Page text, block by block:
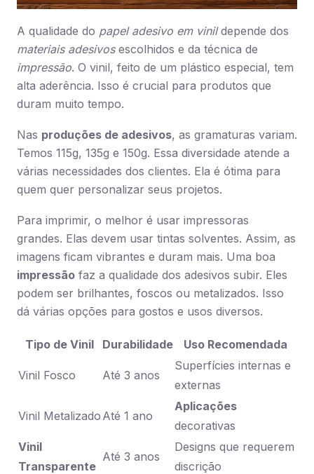
A qualidade do papel adesivo em vinildepende dos
materiais adesivosescolhidos e da técnica de
impressão. O vinil, feito de um plástico especial, tem
alta aderência. Isso é crucial para produtos que
duram muito tempo.
Nas produções de adesivos, as gramaturas variam.
Temos 115g, 135g e 150g. Essa diversidade atende a
várias necessidades dos clientes. Ela é ótima para
quem quer personalizar seus projetos.
Para imprimir, o melhor é usar impressoras
grandes. Elas devem usar tintas solventes. Assim, as
imagens ficam vibrantes e duram mais. Uma boa
impressão faz a qualidade dos adesivos subir. Eles
podem ser brilhantes, foscos ou metalizados. Isso
dá várias opções para gostos e usos diversos.
Tipo de Vinil Durabilidade Uso Recomendada
Vinil Fosco Até 3 anos
Superfícies internas e
externas
Vinil Metalizado Até 1 ano
Aplicações
decorativas
Vinil
Transparente
Até 3 anos
Designs que requerem
discrição